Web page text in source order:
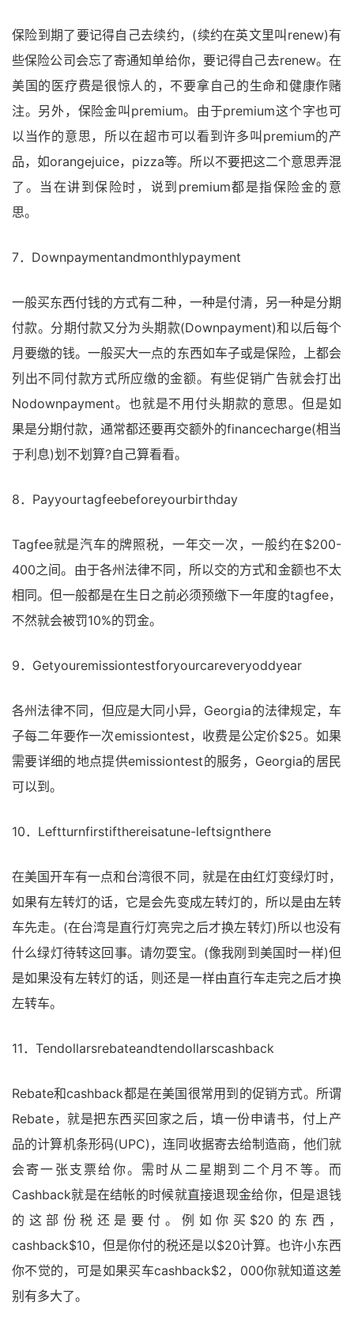
保险到期了要记得自己去续约，(续约在英文里叫renew)有
些保险公司会忘了寄通知单给你，要记得自己去renew。在
美国的医疗费是很惊人的，不要拿自己的生命和健康作赌
注。另外，保险金叫premium。由于premium这个字也可
以当作的意思，所以在超市可以看到许多叫premium的产
品，如orangejuice，pizza等。所以不要把这二个意思弄混
了。当在讲到保险时，说到premium都是指保险金的意
思。
7．Downpaymentandmonthlypayment
一般买东西付钱的方式有二种，一种是付清，另一种是分期
付款。分期付款又分为头期款(Downpayment)和以后每个
月要缴的钱。一般买大一点的东西如车子或是保险，上都会
列出不同付款方式所应缴的金额。有些促销广告就会打出
Nodownpayment。也就是不用付头期款的意思。但是如
果是分期付款，通常都还要再交额外的financecharge(相当
于利息)划不划算?自己算看看。
8．Payyourtagfeebeforeyourbirthday
Tagfee就是汽车的牌照税，一年交一次，一般约在$200-
400之间。由于各州法律不同，所以交的方式和金额也不太
相同。但一般都是在生日之前必须预缴下一年度的tagfee，
不然就会被罚10%的罚金。
9．Getyouremissiontestforyourcareveryoddyear
各州法律不同，但应是大同小异，Georgia的法律规定，车
子每二年要作一次emissiontest，收费是公定价$25。如果
需要详细的地点提供emissiontest的服务，Georgia的居民
可以到。
10．Leftturnfirstifthereisatune-leftsignthere
在美国开车有一点和台湾很不同，就是在由红灯变绿灯时，
如果有左转灯的话，它是会先变成左转灯的，所以是由左转
车先走。(在台湾是直行灯亮完之后才换左转灯)所以也没有
什么绿灯待转这回事。请勿耍宝。(像我刚到美国时一样)但
是如果没有左转灯的话，则还是一样由直行车走完之后才换
左转车。
11．Tendollarsrebateandtendollarscashback
Rebate和cashback都是在美国很常用到的促销方式。所谓
Rebate，就是把东西买回家之后，填一份申请书，付上产
品的计算机条形码(UPC)，连同收据寄去给制造商，他们就
会寄一张支票给你。需时从二星期到二个月不等。而
Cashback就是在结帐的时候就直接退现金给你，但是退钱
的这部份税还是要付。例如你买$20的东西，
cashback$10，但是你付的税还是以$20计算。也许小东西
你不觉的，可是如果买车cashback$2，000你就知道这差
别有多大了。